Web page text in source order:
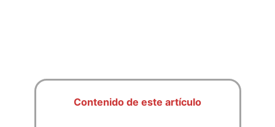
Contenido de este artículo